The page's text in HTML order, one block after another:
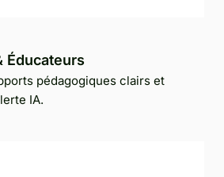
Éducateurs
pédagogiques clairs et
IA.